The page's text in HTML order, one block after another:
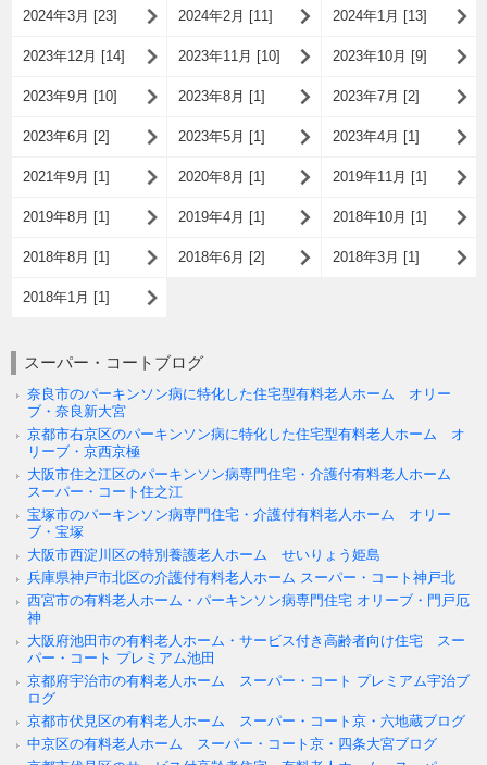
2024年3月 [23] 2024年2月 [11] 2024年1月 [13]
2023年12月 [14] 2023年11月 [10] 2023年10月 [9]
2023年9月 [10] 2023年8月 [1] 2023年7月 [2]
2023年6月 [2] 2023年5月 [1] 2023年4月 [1]
2021年9月 [1] 2020年8月 [1] 2019年11月 [1]
2019年8月 [1] 2019年4月 [1] 2018年10月 [1]
2018年8月 [1] 2018年6月 [2] 2018年3月 [1]
2018年1月 [1]
スーパー・コートブログ
奈良市のパーキンソン病に特化した住宅型有料老人ホーム オリー
ブ・奈良新大宮
京都市右京区のパーキンソン病に特化した住宅型有料老人ホーム オ
リーブ・京西京極
大阪市住之江区のパーキンソン病専門住宅・介護付有料老人ホーム
スーパー・コート住之江
宝塚市のパーキンソン病専門住宅・介護付有料老人ホーム オリー
ブ・宝塚
大阪市西淀川区の特別養護老人ホーム せいりょう姫島
兵庫県神戸市北区の介護付有料老人ホーム スーパー・コート神戸北
西宮市の有料老人ホーム・パーキンソン病専門住宅 オリーブ・門戸厄
神
大阪府池田市の有料老人ホーム・サービス付き高齢者向け住宅 スー
パー・コート プレミアム池田
京都府宇治市の有料老人ホーム スーパー・コート プレミアム宇治ブ
ログ
京都市伏見区の有料老人ホーム スーパー・コート京・六地蔵ブログ
中京区の有料老人ホーム スーパー・コート京・四条大宮ブログ